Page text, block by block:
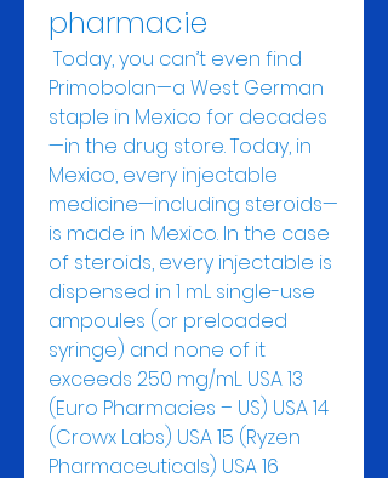
pharmacie
Primobolan—a West German
staple in Mexico for decades
—in the drug store. Today, in
Mexico, every injectable
medicine—including steroids—
is made in Mexico. In the case
of steroids, every injectable is
dispensed in 1 mL single-use
ampoules (or preloaded
syringe) and none of it
exceeds 250 mg/mL. USA 13
(Euro Pharmacies – US) USA 14
(Crowx Labs) USA 15 (Ryzen
Pharmaceuticals) USA 16